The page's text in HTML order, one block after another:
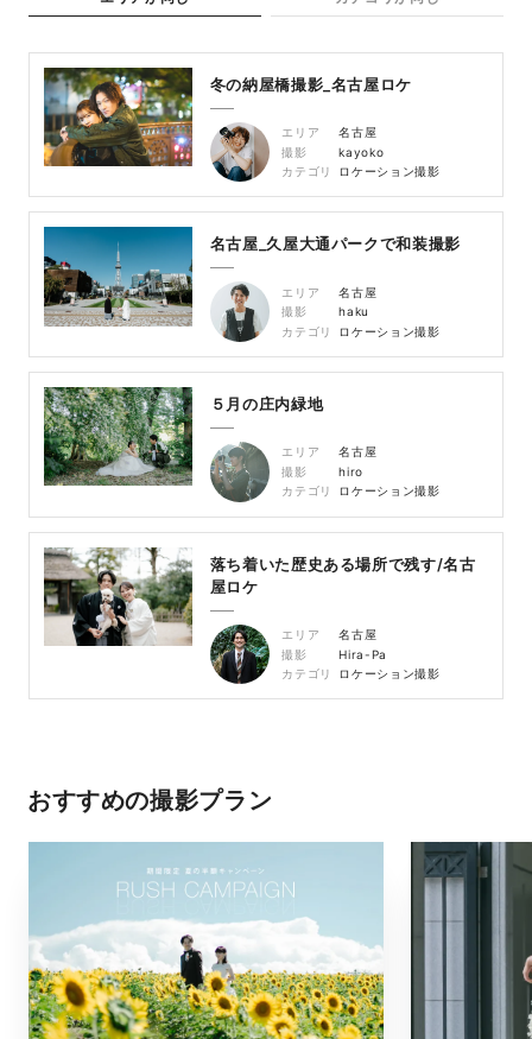
冬の納屋橋撮影_名古屋ロケ
エリア
名古屋
撮影
kayoko
カテゴリ
ロケーション撮影
名古屋_久屋大通パークで和装撮影
エリア
名古屋
撮影
haku
カテゴリ
ロケーション撮影
５月の庄内緑地
エリア
名古屋
撮影
hiro
カテゴリ
ロケーション撮影
落ち着いた歴史ある場所で残す/名古
屋ロケ
エリア
名古屋
撮影
Hira-Pa
カテゴリ
ロケーション撮影
おすすめの撮影プラン